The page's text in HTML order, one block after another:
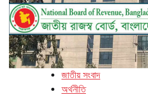
জাতীয় সংবাদ
অর্থনীতি